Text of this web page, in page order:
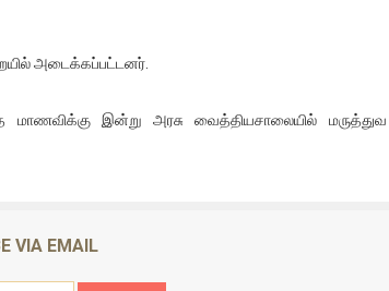
அடைக்கப்பட்டனர்.
இன்று அரசு வைத்தியசாலையில் மருத்துவ
VIA EMAIL